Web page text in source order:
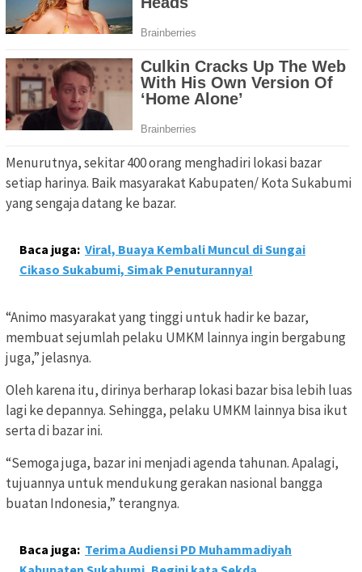
Menurutnya, sekitar 400 orang menghadiri lokasi bazar
setiap harinya. Baik masyarakat Kabupaten/ Kota Sukabumi
yang sengaja datang ke bazar.
Baca juga: Viral, Buaya Kembali Muncul di Sungai
Cikaso Sukabumi, Simak Penuturannya!
“Animo masyarakat yang tinggi untuk hadir ke bazar,
membuat sejumlah pelaku UMKM lainnya ingin bergabung
juga,” jelasnya.
Oleh karena itu, dirinya berharap lokasi bazar bisa lebih luas
lagi ke depannya. Sehingga, pelaku UMKM lainnya bisa ikut
serta di bazar ini.
“Semoga juga, bazar ini menjadi agenda tahunan. Apalagi,
tujuannya untuk mendukung gerakan nasional bangga
buatan Indonesia,” terangnya.
Baca juga: Terima Audiensi PD Muhammadiyah